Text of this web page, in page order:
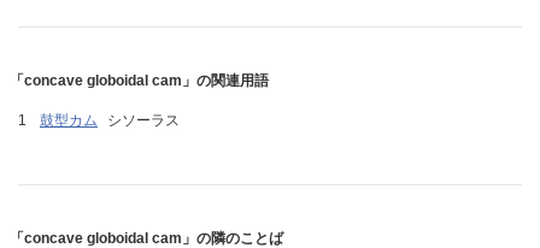
「concave globoidal cam」の関連用語
鼓型カム シソーラス
「concave globoidal cam」の隣のことば